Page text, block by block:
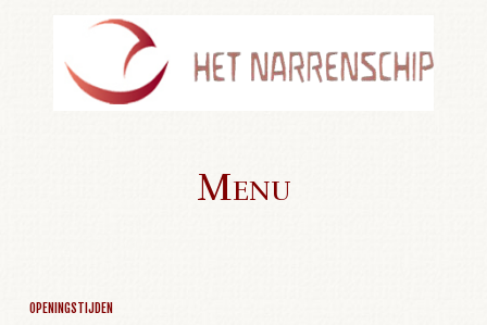
Menu
OPENINGSTIJDEN